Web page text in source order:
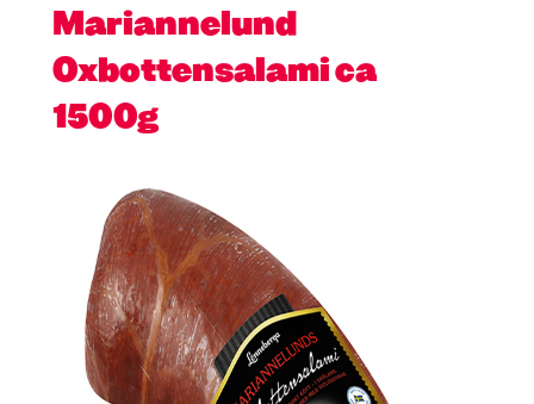
Mariannelund
Oxbottensalami ca
1500g